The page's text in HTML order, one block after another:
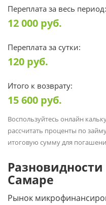
Переплата за весь период:
12 000 руб.
Переплата за сутки:
120 руб.
Итого к возврату:
15 600 руб.
Воспользуйтесь онлайн
рассчитать проценты по
итоговую сумму для
Самаре
Рынок